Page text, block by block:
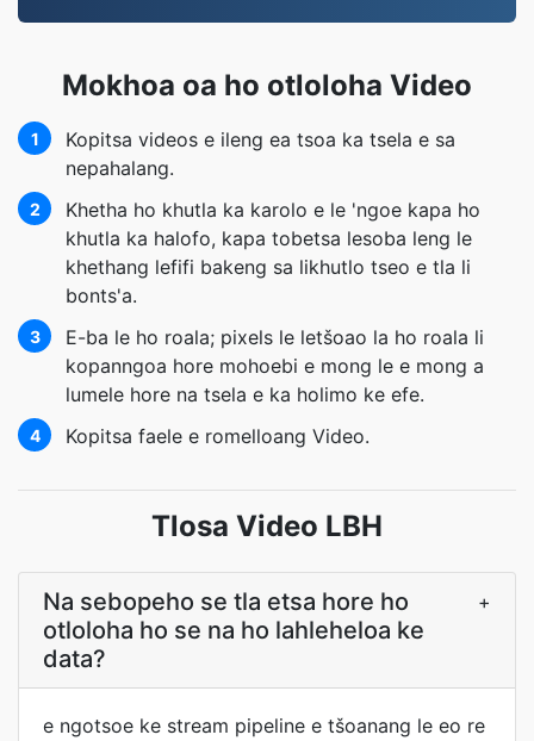
Mokhoa oa ho otloloha Video
1
Kopitsa videos e ileng ea tsoa ka tsela e sa
nepahalang.
2
Khetha ho khutla ka karolo e le 'ngoe kapa ho
khutla ka halofo, kapa tobetsa lesoba leng le
khethang lefifi bakeng sa likhutlo tseo e tla li
bonts'a.
3
E-ba le ho roala; pixels le letšoao la ho roala li
kopanngoa hore mohoebi e mong le e mong a
lumele hore na tsela e ka holimo ke efe.
4 Kopitsa faele e romelloang Video.
Tlosa Video LBH
Na sebopeho se tla etsa hore ho
otloloha ho se na ho lahleheloa ke
data?
+
e ngotsoe ke stream pipeline e tšoanang le eo re